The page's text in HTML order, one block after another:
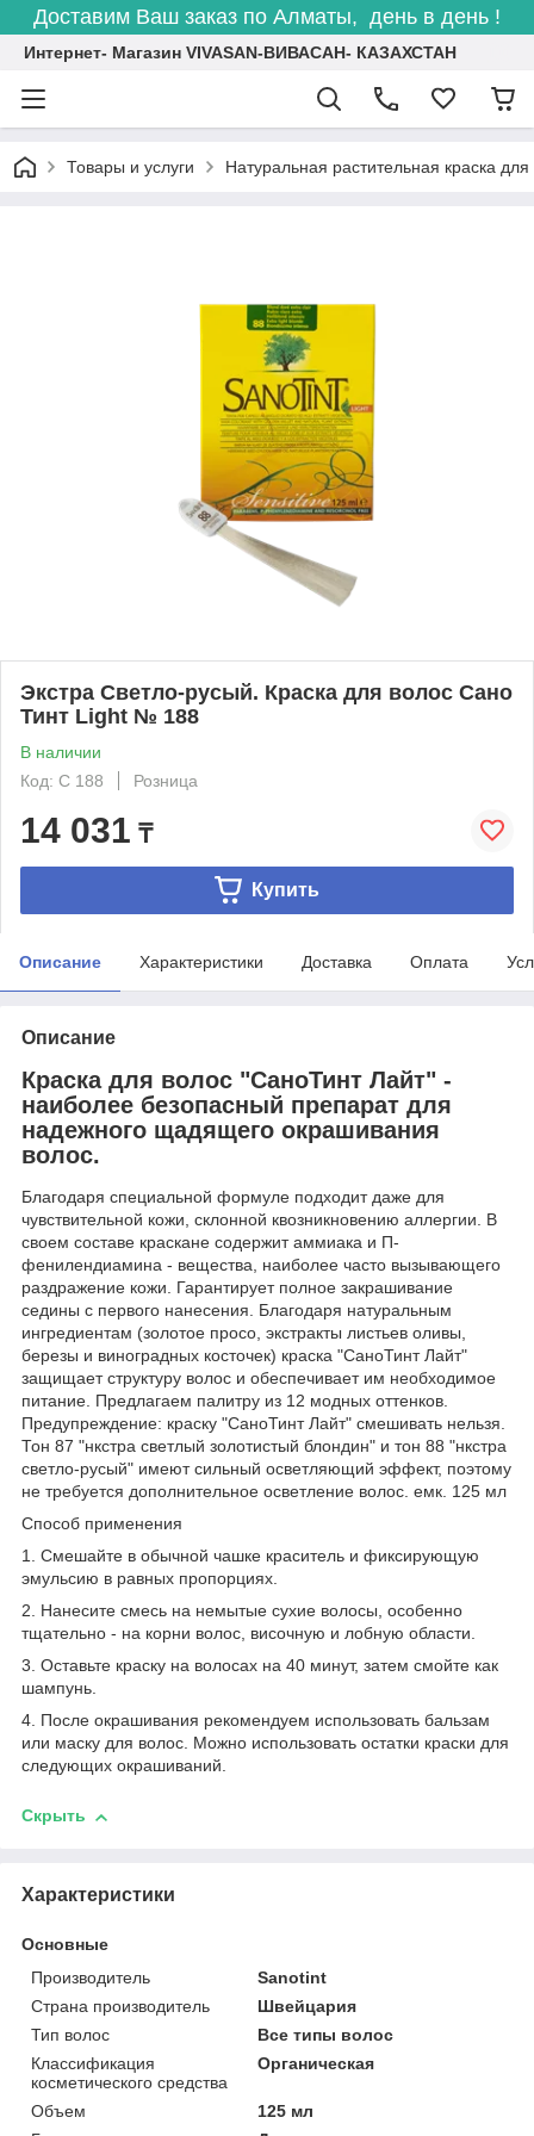
Доставим Ваш заказ по Алматы, день в день !
Интернет- Магазин VIVASAN-ВИВАСАН- КАЗАХСТАН
Товары и услуги Натуральная растительная краска
Экстра Светло-русый. Краска для волос Сано
Тинт Light № 188
В наличии
Код: С 188
Розница
14 031 ₸
Купить
Описание Характеристики Доставка Оплата
Описание
Краска для волос "СаноТинт Лайт" -
наиболее безопасный препарат для
надежного щадящего окрашивания
волос.
Благодаря специальной формуле подходит даже для
чувствительной кожи, склонной квозникновению аллергии. В
своем составе краскане содержит аммиака и П-
фенилендиамина - вещества, наиболее часто вызывающего
раздражение кожи. Гарантирует полное закрашивание
седины с первого нанесения. Благодаря натуральным
ингредиентам (золотое просо, экстракты листьев оливы,
березы и виноградных косточек) краска "СаноТинт Лайт"
защищает структуру волос и обеспечивает им необходимое
питание. Предлагаем палитру из 12 модных оттенков.
Предупреждение: краску "СаноТинт Лайт" смешивать нельзя.
Тон 87 "нкстра светлый золотистый блондин" и тон 88 "нкстра
светло-русый" имеют сильный осветляющий эффект, поэтому
не требуется дополнительное осветление волос. емк. 125 мл
Способ применения
1. Смешайте в обычной чашке краситель и фиксирующую
эмульсию в равных пропорциях.
2. Нанесите смесь на немытые сухие волосы, особенно
тщательно - на корни волос, височную и лобную области.
3. Оставьте краску на волосах на 40 минут, затем смойте как
шампунь.
4. После окрашивания рекомендуем использовать бальзам
или маску для волос. Можно использовать остатки краски для
следующих окрашиваний.
Скрыть
Характеристики
Основные
Производитель
Sanotint
Страна производитель
Швейцария
Тип волос
Все типы волос
Классификация
косметического средства
Органическая
Объем
125 мл